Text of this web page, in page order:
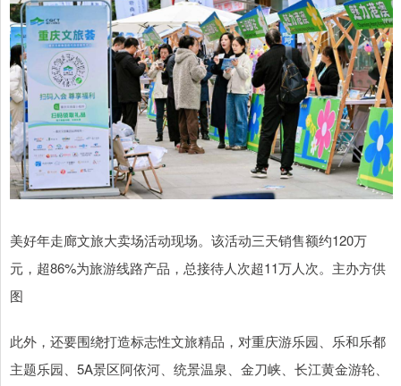
美好年走廊文旅大卖场活动现场。该活动三天销售额约120万
元，超86%为旅游线路产品，总接待人次超11万人次。主办方供
图
此外，还要围绕打造标志性文旅精品，对重庆游乐园、乐和乐都
主题乐园、5A景区阿依河、统景温泉、金刀峡、长江黄金游轮、